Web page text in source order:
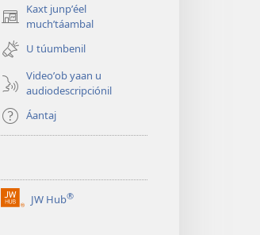
Kaxt junpʼéel
muchʼtáambal
(opens
new
window)U túumbenil
Videoʼob yaan u
audiodescripciónil
Áantaj
JW Hub®
(opens